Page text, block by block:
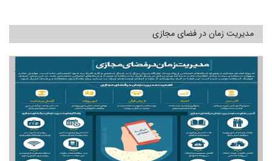
مدیریت زمان در فضای مجازی